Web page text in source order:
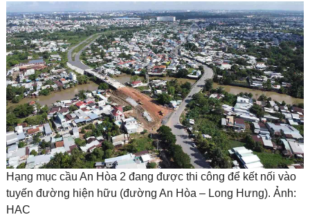
Hạng mục cầu An Hòa 2 đang được thi công để kết nối vào
tuyến đường hiện hữu (đường An Hòa – Long Hưng). Ảnh:
HAC